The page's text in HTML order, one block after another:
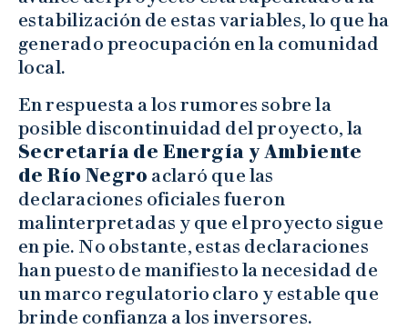
estabilización de estas variables, lo que ha
generado preocupación en la comunidad
local.
En respuesta a los rumores sobre la
posible discontinuidad del proyecto, la
Secretaría de Energía y Ambiente
de Río Negro aclaró que las
declaraciones oficiales fueron
malinterpretadas y que el proyecto sigue
en pie. No obstante, estas declaraciones
han puesto de manifiesto la necesidad de
un marco regulatorio claro y estable que
brinde confianza a los inversores.